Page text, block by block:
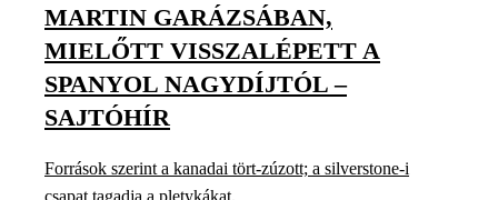
MARTIN GARÁZSÁBAN,
MIELŐTT VISSZALÉPETT A
SPANYOL NAGYDÍJTÓL –
SAJTÓHÍR
Források szerint a kanadai tört-zúzott; a silverstone-i